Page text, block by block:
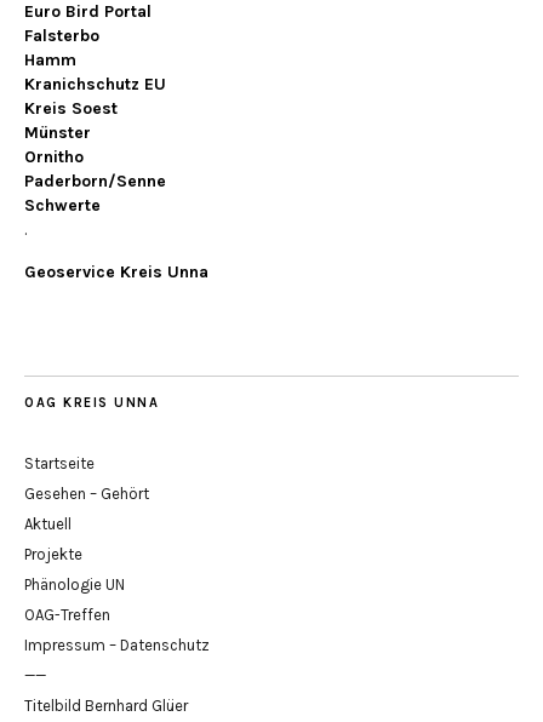
Euro Bird Portal
Falsterbo
Hamm
Kranichschutz EU
Kreis Soest
Münster
Ornitho
Paderborn/Senne
Schwerte
.
Geoservice Kreis Unna
OAG KREIS UNNA
Startseite
Gesehen – Gehört
Aktuell
Projekte
Phänologie UN
OAG-Treffen
Impressum – Datenschutz
——
Titelbild Bernhard Glüer